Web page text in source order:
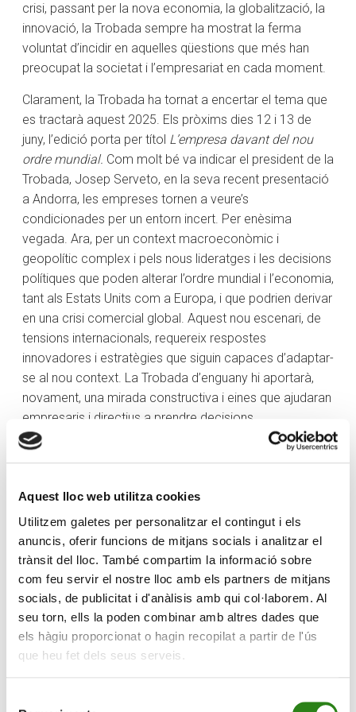
Aquest lloc web utilitza cookies
Utilitzem galetes per personalitzar el contingut i els
anuncis, oferir funcions de mitjans socials i analitzar el
trànsit del lloc. També compartim la informació sobre
com feu servir el nostre lloc amb els partners de mitjans
socials, de publicitat i d'anàlisis amb qui col·laborem. Al
seu torn, ells la poden combinar amb altres dades que
els hàgiu proporcionat o hagin recopilat a partir de l'ús
que heu fet dels seus serveis.
crisi, passant per la nova economia, la globalització, la
innovació, la Trobada sempre ha mostrat la ferma
voluntat d’incidir en aquelles qüestions que més han
preocupat la societat i l’empresariat en cada moment.
Clarament, la Trobada ha tornat a encertar el tema que
es tractarà aquest 2025. Els pròxims dies 12 i 13 de
juny, l’edició porta per títol L’empresa davant del nou
ordre mundial. Com molt bé va indicar el president de la
Trobada, Josep Serveto, en la seva recent presentació
a Andorra, les empreses tornen a veure’s
condicionades per un entorn incert. Per enèsima
vegada. Ara, per un context macroeconòmic i
geopolític complex i pels nous lideratges i les decisions
polítiques que poden alterar l’ordre mundial i l’economia,
tant als Estats Units com a Europa, i que podrien derivar
en una crisi comercial global. Aquest nou escenari, de
tensions internacionals, requereix respostes
innovadores i estratègies que siguin capaces d’adaptar-
se al nou context. La Trobada d’enguany hi aportarà,
novament, una mirada constructiva i eines que ajudaran
empresaris i directius a prendre decisions.
Al meu entendre, un altre dels encerts de la Trobada ha
àmplies i plurals, que han ampliat horitzons i han
escoltar empresaris, directius i polítics davant dels
reptes que se’ns plantegen. Perquè els reptes són de
tots i superar-los depèn també de tots, de la capacitat
que tinguin el sector públic i el privat d’actuar
coordinadament. Salvador Illa, Xavier Espot, un ministre
del Govern d’Espanya, al costat de noms tan destacats
com el president de CaixaBank, Tomàs Muniesa o el
de la psiquiatra Marian Rojas Estapé, que donarà el tret